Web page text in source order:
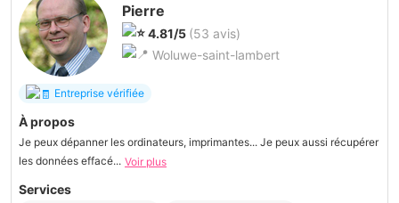
Pierre
4.81/5 (53 avis)
Woluwe-saint-lambert
Entreprise vérifiée
À propos
Je peux dépanner les ordinateurs, imprimantes... Je peux aussi récupérer
les données effacé... Voir plus
Services